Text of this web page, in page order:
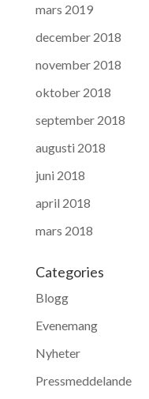
mars 2019
december 2018
november 2018
oktober 2018
september 2018
augusti 2018
juni 2018
april 2018
mars 2018
Categories
Blogg
Evenemang
Nyheter
Pressmeddelande